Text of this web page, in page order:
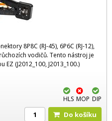
8P8C (RJ-45), 6P6C (RJ-12),
vodičů. Tento nástroj je
(J2012_100, J2013_100.)
HLS MOP DIP
Do košíku